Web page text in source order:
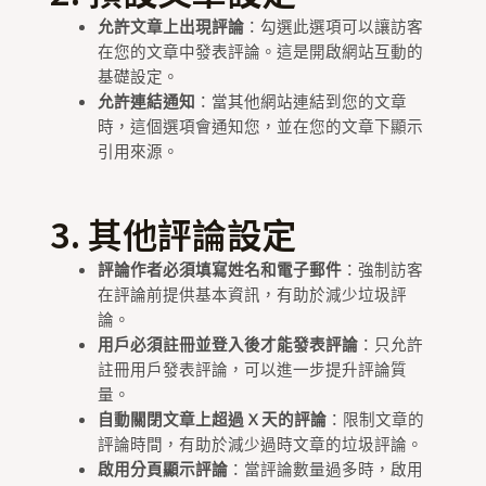
允許文章上出現評論：勾選此選項可以讓訪客
在您的文章中發表評論。這是開啟網站互動的
基礎設定。
允許連結通知 ：當其他網站連結到您的文章
時，這個選項會通知您，並在您的文章下顯示
引用來源。
3. 其他評論設定
評論作者必須填寫姓名和電子郵件：強制訪客
在評論前提供基本資訊，有助於減少垃圾評
論。
用戶必須註冊並登入後才能發表評論：只允許
註冊用戶發表評論，可以進一步提升評論質
量。
自動關閉文章上超過 X 天的評論：限制文章的
評論時間，有助於減少過時文章的垃圾評論。
啟用分頁顯示評論：當評論數量過多時，啟用